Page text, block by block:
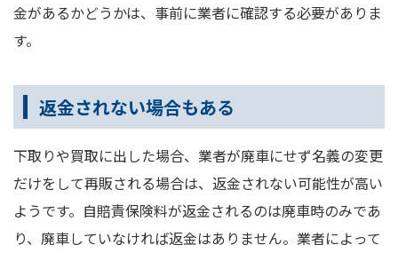
金があるかどうかは、事前に業者に確認する必要がありま
す。
返金されない場合もある
下取りや買取に出した場合、業者が廃車にせず名義の変更
だけをして再販される場合は、返金されない可能性が高い
ようです。自賠責保険料が返金されるのは廃車時のみであ
り、廃車していなければ返金はありません。業者によって